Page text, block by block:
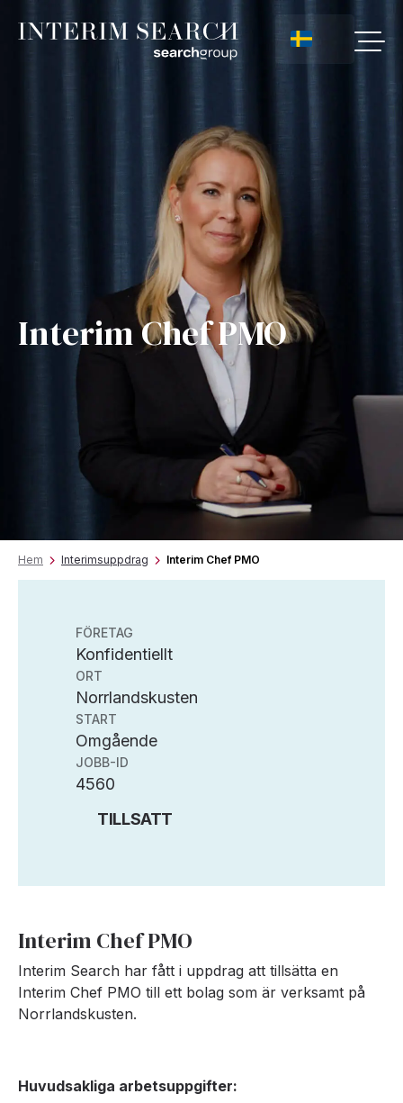
Interim Chef PMO
Hem Interimsuppdrag Interim Chef PMO
FÖRETAG
Konfidentiellt
ORT
Norrlandskusten
START
Omgående
JOBB-ID
4560
TILLSATT
Interim Chef PMO
Interim Search har fått i uppdrag att tillsätta en
Interim Chef PMO till ett bolag som är verksamt på
Norrlandskusten.
Huvudsakliga arbetsuppgifter: